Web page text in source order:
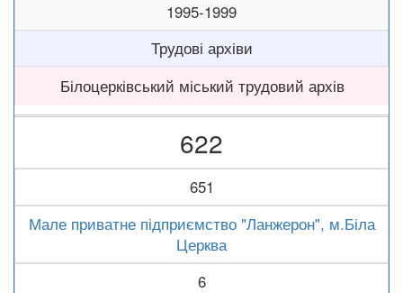
1995-1999
Трудові архіви
Білоцерківський міський трудовий архів
622
651
Мале приватне підприємство "Ланжерон", м.Біла
Церква
6